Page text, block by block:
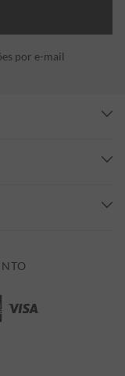
por e-mail